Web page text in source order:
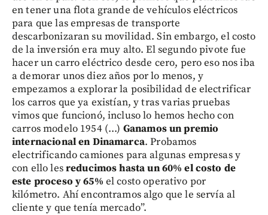
en tener una flota grande de vehículos eléctricos
para que las empresas de transporte
descarbonizaran su movilidad. Sin embargo, el costo
de la inversión era muy alto. El segundo pivote fue
hacer un carro eléctrico desde cero, pero eso nos iba
a demorar unos diez años por lo menos, y
empezamos a explorar la posibilidad de electrificar
los carros que ya existían, y tras varias pruebas
vimos que funcionó, incluso lo hemos hecho con
carros modelo 1954 (...) Ganamos un premio
internacional en Dinamarca. Probamos
electrificando camiones para algunas empresas y
con ello lesreducimos hasta un 60% el costo de
este proceso y 65% el costo operativo por
kilómetro. Ahí encontramos algo que le servía al
cliente y que tenía mercado”.